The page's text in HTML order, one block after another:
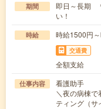
期間
即日～長期
い！
時給 時給1500円
交通費
全額支給
仕事内容
看護助手
＼夜の病棟で
ティング（